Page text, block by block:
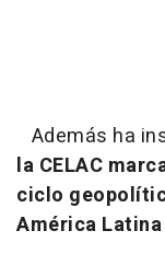
Además ha
la CELAC
ciclo
América